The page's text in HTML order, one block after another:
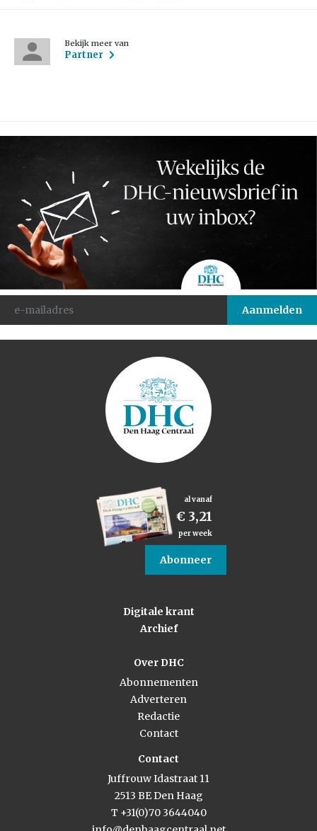
Bekijk meer van
Partner
al vanaf
€ 3,21
per week
Abonneer
Digitale krant
Archief
Over DHC
Abonnementen
Adverteren
Redactie
Contact
Contact
Juffrouw Idastraat 11
2513 BE Den Haag
T +31(0)70 3644040